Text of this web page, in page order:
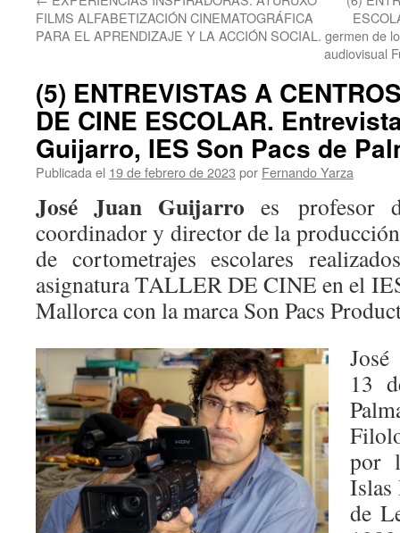
FILMS ALFABETIZACIÓN CINEMATOGRÁFICA
PARA EL APRENDIZAJE Y LA ACCIÓN SOCIAL. germen de
audiovisual
(5) ENTREVISTAS A
DE CINE ESCOLAR.
Guijarro, IES Son Pacs de
Publicada el 19 de febrero de 2023 por Fernando Yarza
José Juan Guijarro es profesor
coordinador y director de la
de cortometrajes escolares
asignatura TALLER DE CINE en el
Mallorca con la marca Son Pacs
13
por
de